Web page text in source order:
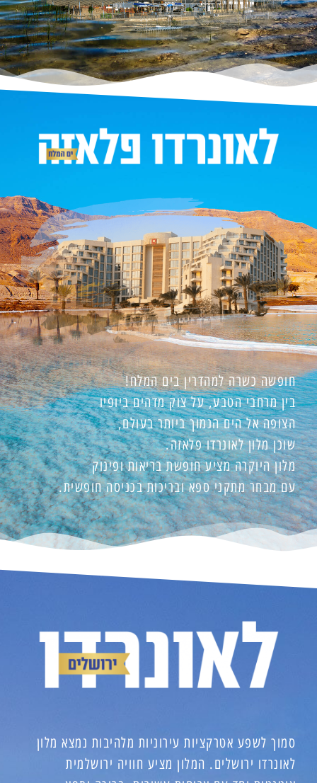
חופשה כשרה למהדרין בים המלח!
בין מרחבי הטבע, על צוק מדהים ביופיו
הצופה אל הים הנמוך ביותר בעולם,
שוכן מלון לאונרדו פלאזה.
מלון היוקרה מציע חופשת בריאות ופינוק
עם מבחר מתקני ספא ובריכות בכניסה חופשית.
סמוך לשפע אטרקציות עירוניות מלהיבות נמצא מלון
לאונרדו ירושלים. המלון מציע חוויה ירושלמית